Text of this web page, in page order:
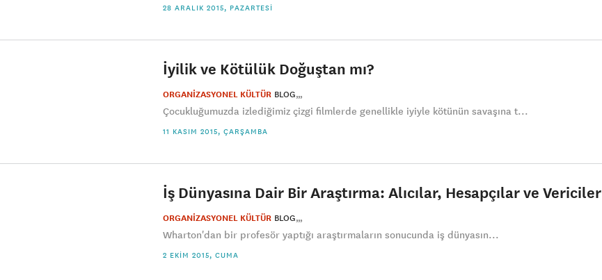
28 ARALIK 2015, PAZARTESI
İyilik ve Kötülük Doğuştan mı?
ORGANİZASYONEL KÜLTÜR BLOG
Çocukluğumuzda izlediğimiz çizgi filmlerde genellikle iyiyle kötünün savaşına t...
11 KASIM 2015, ÇARŞAMBA
İş Dünyasına Dair Bir Araştırma: Alıcılar, Hesapçılar ve Vericiler
ORGANİZASYONEL KÜLTÜR BLOG
Wharton'dan bir profesör yaptığı araştırmaların sonucunda iş dünyasın...
2 EKIM 2015, CUMA